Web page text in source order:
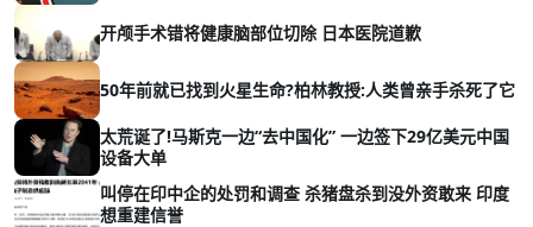
开颅手术错将健康脑部位切除 日本医院道歉
50年前就已找到火星生命?柏林教授:人类曾亲手杀死了它
太荒诞了!马斯克一边“去中国化” 一边签下29亿美元中国
设备大单
叫停在印中企的处罚和调查 杀猪盘杀到没外资敢来 印度
想重建信誉